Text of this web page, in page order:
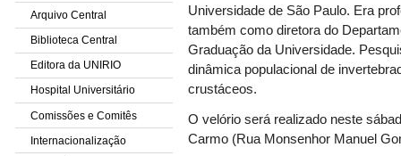
Arquivo Central
Biblioteca Central
Editora da UNIRIO
Hospital Universitário
Comissões e Comitês
Internacionalização
Universidade de São Paulo. Era
também como diretora do
Graduação da Universidade.
dinâmica populacional de
crustáceos.
O velório será realizado neste
Carmo (Rua Monsenhor Manuel